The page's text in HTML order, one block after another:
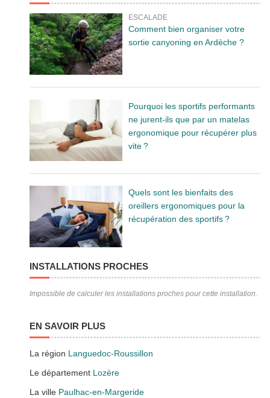
ESCALADE
Comment bien organiser votre
sortie canyoning en Ardèche ?
Pourquoi les sportifs performants
ne jurent-ils que par un matelas
ergonomique pour récupérer plus
vite ?
Quels sont les bienfaits des
oreillers ergonomiques pour la
récupération des sportifs ?
INSTALLATIONS PROCHES
Impossible de calculer les installations proches pour cette installation.
EN SAVOIR PLUS
La région Languedoc-Roussillon
Le département Lozère
La ville Paulhac-en-Margeride